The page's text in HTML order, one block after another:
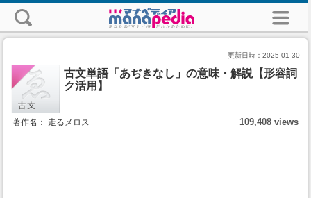
更新日時： 2025-01-30
古文単語「あぢきなし」の意味・解説【形容詞
ク活用】
著作名： 走るメロス 109,408 views